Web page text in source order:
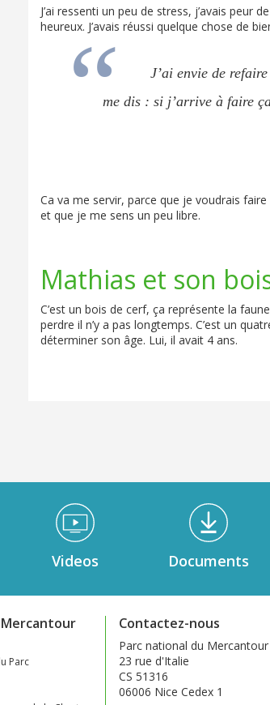
J’ai ressenti un peu de stress, j’avais peur
heureux. J’avais réussi quelque chose de
J’ai envie de
me dis : si j’arrive à faire
Ca va me servir, parce que je voudrais
et que je me sens un peu libre.
Mathias et son
C’est un bois de cerf, ça représente la
perdre il n’y a pas longtemps. C’est un
déterminer son âge. Lui, il avait 4 ans.
Videos Documents
Parc
Contactez-nous
Parc national du Mercantour
23 rue d'Italie
CS 51316
06006 Nice Cedex 1